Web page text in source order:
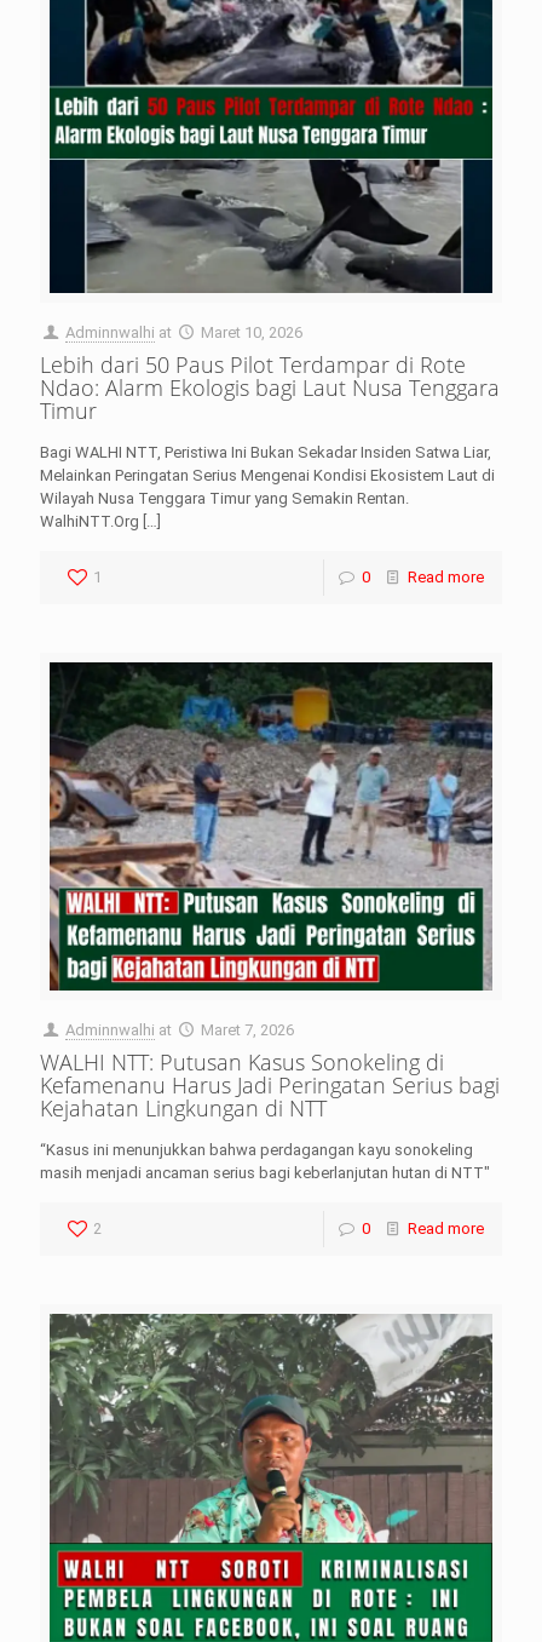
Adminnwalhi at Maret 10, 2026
Lebih dari 50 Paus Pilot Terdampar di Rote
Ndao: Alarm Ekologis bagi Laut Nusa Tenggara
Timur
Bagi WALHI NTT, Peristiwa Ini Bukan Sekadar Insiden Satwa Liar,
Melainkan Peringatan Serius Mengenai Kondisi Ekosistem Laut di
Wilayah Nusa Tenggara Timur yang Semakin Rentan.
WalhiNTT.Org […]
1 0 Read more
Adminnwalhi at Maret 7, 2026
WALHI NTT: Putusan Kasus Sonokeling di
Kefamenanu Harus Jadi Peringatan Serius bagi
Kejahatan Lingkungan di NTT
“Kasus ini menunjukkan bahwa perdagangan kayu sonokeling
masih menjadi ancaman serius bagi keberlanjutan hutan di NTT"
2 0 Read more